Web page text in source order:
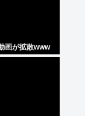
画が拡散www